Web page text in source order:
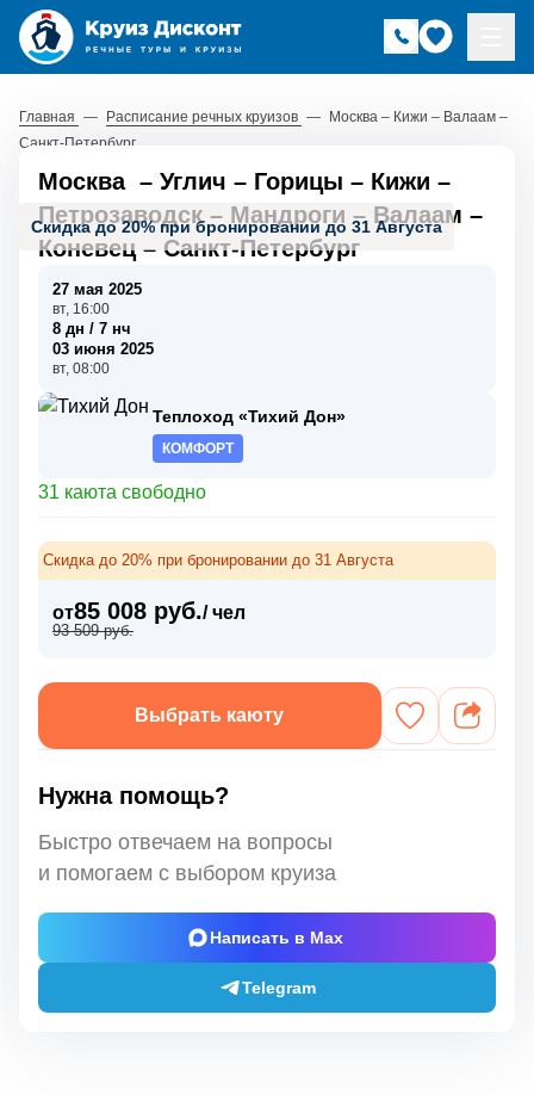
Главная — Расписание речных круизов — Москва – Кижи – Валаам –
Санкт-Петербург
Скидка до 20% при бронировании до 31 Августа
Москва – Углич – Горицы – Кижи –
Петрозаводск– Мандроги – Валаам –
Коневец– Санкт-Петербург
27 мая 2025
вт, 16:00
8 дн / 7 нч
03 июня 2025
вт, 08:00
Теплоход «Тихий Дон»
КОМФОРТ
31 каюта свободно
Скидка до 20% при бронировании до 31 Августа
от85 008 руб./ чел
93 509 руб.
Выбрать каюту
Нужна помощь?
Быстро отвечаем на вопросы
и помогаем с выбором круиза
Написать в Max
Telegram